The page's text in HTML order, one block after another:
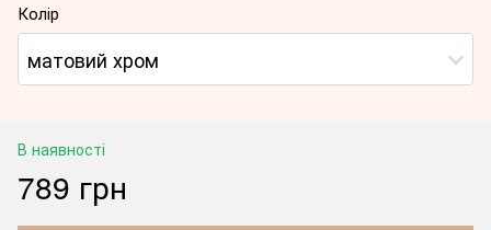
Колір
матовий хром
В наявності
789 грн